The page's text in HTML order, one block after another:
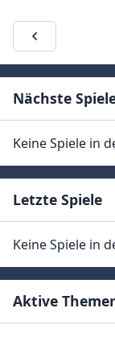
Nächste
Keine Spiele in
Letzte Spiele
Keine Spiele in
Aktive